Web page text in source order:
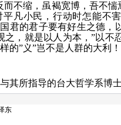
而不缩，虽褐宽博，吾不
凡小民，行动时怎能不
君的君子要有好生之德
之，就是以人为本，”以
的”义”岂不是人群的大利！
其所指导的台大哲学系博
东